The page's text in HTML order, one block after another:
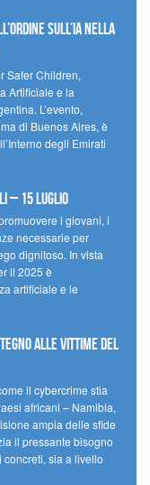
sull’IA nella
Safer Children,
Artificiale e la
L’evento,
di Buenos Aires, è
degli Emirati
– 15 luglio
i giovani, i
necessarie per
dignitoso. In vista
il 2025 è
artificiale e le
alle vittime del
il cybercrime stia
africani – Namibia,
ampia delle sfide
il pressante bisogno
sia a livello